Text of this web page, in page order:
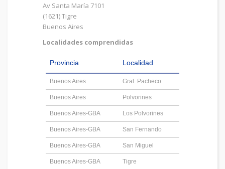
Av Santa María 7101
(1621) Tigre
Buenos Aires
Localidades comprendidas
Provincia Localidad
Buenos Aires Gral. Pacheco
Buenos Aires Polvorines
Buenos Aires-GBA Los Polvorines
Buenos Aires-GBA San Fernando
Buenos Aires-GBA San Miguel
Buenos Aires-GBA Tigre